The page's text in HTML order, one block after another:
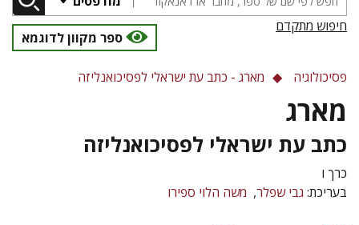
חיפוש מתקדם
ספר מקוון לדוגמא
פסיכולוגיה מארג - כתב עת ישראלי לפסיכואנליזה
מארג
כתב עת ישראלי לפסיכואנליזה
כרך ו
בעריכת: גבי שפלר משה הלוי ספירו